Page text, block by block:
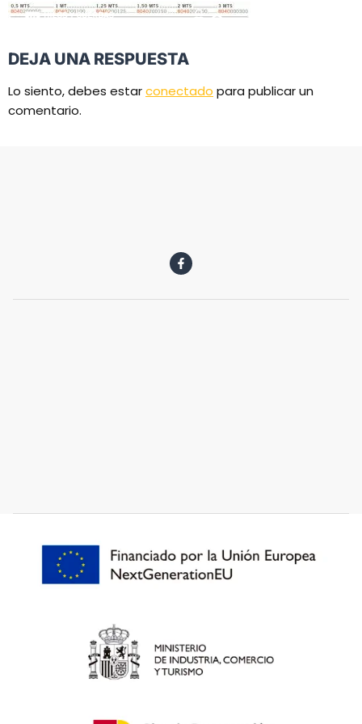
DEJA UNA RESPUESTA
Lo siento, debes estarconectado para publicar un
comentario.